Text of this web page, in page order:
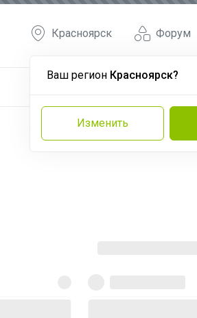
Форум
Красноярск
Ваш регион Красноярск?
Изменить